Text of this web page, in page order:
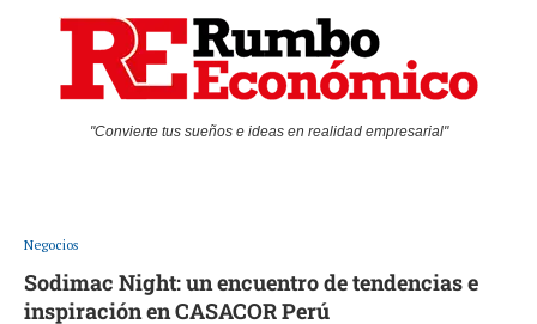
"Convierte tus sueños e ideas en realidad empresarial"
Negocios
Sodimac Night: un encuentro de tendencias e
inspiración en CASACOR Perú